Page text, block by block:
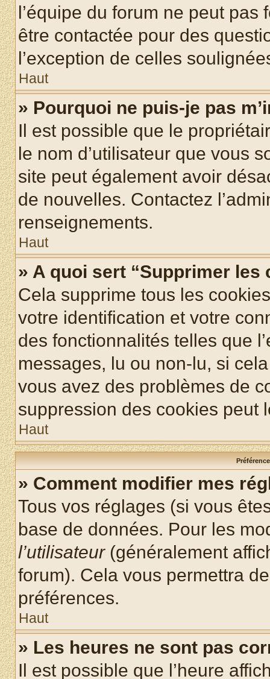
l’équipe du forum ne peut
être contactée pour des
l’exception de celles
Haut
» Pourquoi ne puis-je pas
Il est possible que le
le nom d’utilisateur que vous
site peut également avoir
de nouvelles. Contactez
renseignements.
Haut
» A quoi sert “Supprimer les
Cela supprime tous les
votre identification et votre
des fonctionnalités telles que
messages, lu ou non-lu, si
vous avez des problèmes de
suppression des cookies peut
Haut
» Comment modifier mes
Tous vos réglages (si vous
base de données. Pour les
l’utilisateur(généralement
forum). Cela vous permettra
préférences.
Haut
» Les heures ne sont pas
Il est possible que l’heure